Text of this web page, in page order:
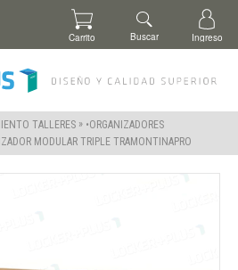
TALLERES » •ORGANIZADORES
MODULAR TRIPLE TRAMONTINAPRO
Carrito Buscar Ingreso